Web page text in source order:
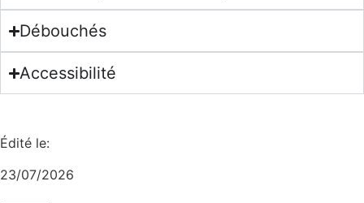
Débouchés
Accessibilité
Édité le:
23/07/2026